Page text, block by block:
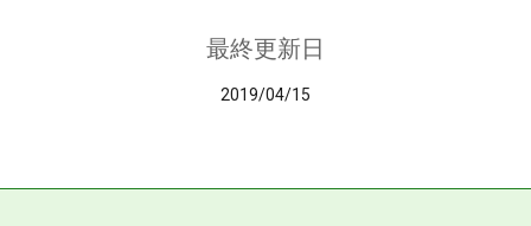
最終更新日
2019/04/15